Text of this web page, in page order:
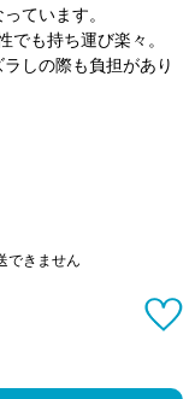
ています。
も持ち運び楽々。
しの際も負担があり
できません